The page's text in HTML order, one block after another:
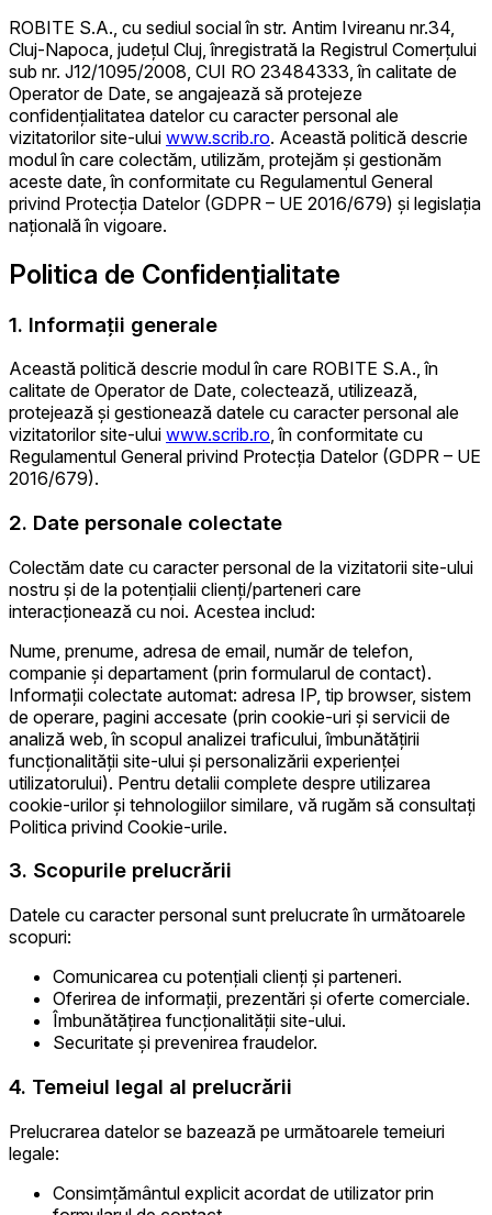
ROBITE S.A., cu sediul social în str. Antim Ivireanu nr.34,
Cluj-Napoca, județul Cluj, înregistrată la Registrul Comerțului
sub nr. J12/1095/2008, CUI RO 23484333, în calitate de
Operator de Date, se angajează să protejeze
confidențialitatea datelor cu caracter personal ale
vizitatorilor site-ului www.scrib.ro. Această politică descrie
modul în care colectăm, utilizăm, protejăm și gestionăm
aceste date, în conformitate cu Regulamentul General
privind Protecția Datelor (GDPR – UE 2016/679) și legislația
națională în vigoare.
Politica de Confidențialitate
1. Informații generale
Această politică descrie modul în care ROBITE S.A., în
calitate de Operator de Date, colectează, utilizează,
protejează și gestionează datele cu caracter personal ale
vizitatorilor site-ului www.scrib.ro, în conformitate cu
Regulamentul General privind Protecția Datelor (GDPR – UE
2016/679).
2. Date personale colectate
Colectăm date cu caracter personal de la vizitatorii site-ului
nostru și de la potențialii clienți/parteneri care
interacționează cu noi. Acestea includ:
Nume, prenume, adresa de email, număr de telefon,
companie și departament (prin formularul de contact).
Informații colectate automat: adresa IP, tip browser, sistem
de operare, pagini accesate (prin cookie-uri și servicii de
analiză web, în scopul analizei traficului, îmbunătățirii
funcționalității site-ului și personalizării experienței
utilizatorului). Pentru detalii complete despre utilizarea
cookie-urilor și tehnologiilor similare, vă rugăm să consultați
Politica privind Cookie-urile.
3. Scopurile prelucrării
Datele cu caracter personal sunt prelucrate în următoarele
scopuri:
Comunicarea cu potențiali clienți și parteneri.
Oferirea de informații, prezentări și oferte comerciale.
Îmbunătățirea funcționalității site-ului.
Securitate și prevenirea fraudelor.
4. Temeiul legal al prelucrării
Prelucrarea datelor se bazează pe următoarele temeiuri
legale:
Consimțământul explicit acordat de utilizator prin